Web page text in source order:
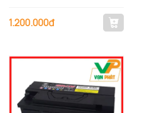
1.200.000đ